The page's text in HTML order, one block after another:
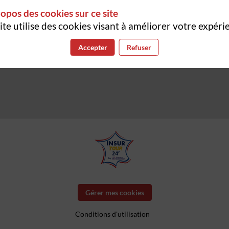
Gérer mes cookies
Conditions d'utilisation
des cookies sur ce site
utilise des cookies visant à améliorer votre
Accepter Refuser